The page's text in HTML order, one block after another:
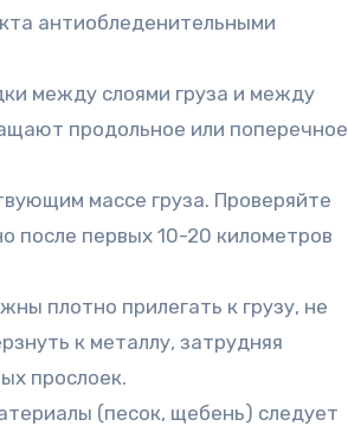
антиобледенительными
между слоями груза и между
продольное или поперечное
массе груза. Проверяйте
после первых 10-20 километров
плотно прилегать к грузу, не
к металлу, затрудняя
прослоек.
(песок, щебень) следует